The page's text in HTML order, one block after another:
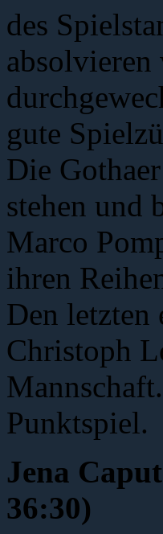
des
gute
Die
stehen und
Marco
ihren
Den letzten
Christoph
Punktspiel.
Jena
36:30)